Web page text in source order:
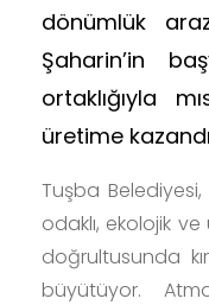
dönümlük
Şaharin’in
ortaklığıyla
üretime
Tuşba
odaklı, ekolojik
doğrultusunda
büyütüyor.